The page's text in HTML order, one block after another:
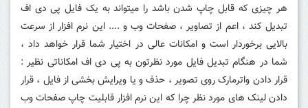
هر چیزی که قابل چاپ شدن باشد را میتواند به یک فایل پی دی اف
تبدیل کند ، اعم از تصاویر ، صفحات وب و .... این نرم افزار از سرعت
بالایی برخوردار است و امکانات عالی در اختیار شما قرار خواهد داد ،
شما در هنگام تبدیل فایل مورد نظرتون به پی دی اف امکاناتی نظیر :
قرار دادن واترمارک روی تصویر ، حذف و یا ویرایش بخشی از فایل ، قرار
دادن لینک های مورد نظر چرا که این نرم افزار قابلیت چاپ صفحات وب